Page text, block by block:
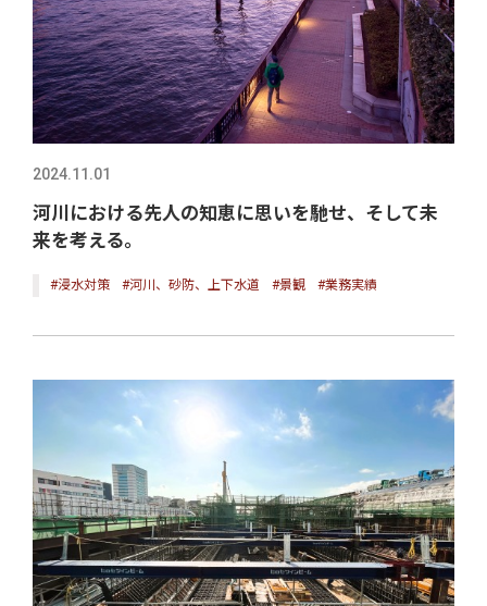
2024.11.01
河川における先人の知恵に思いを馳せ、そして未
来を考える。
#浸水対策 #河川、砂防、上下水道 #景観 #業務実績